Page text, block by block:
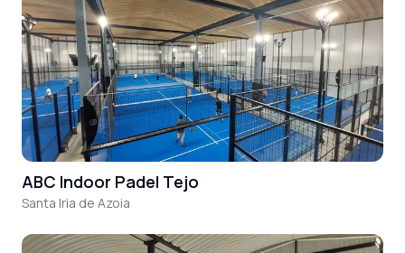
ABC Indoor Padel Tejo
Santa Iria de Azoia